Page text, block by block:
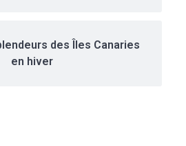
des Îles Canaries
en hiver